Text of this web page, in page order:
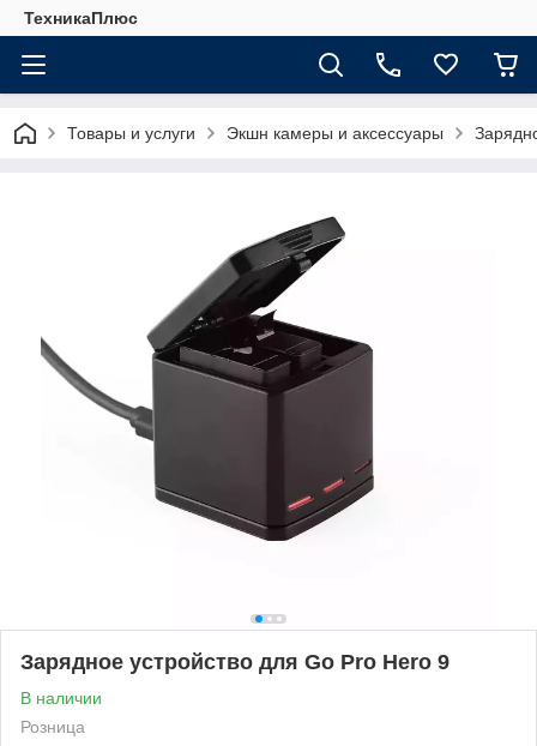
ТехникаПлюс
Товары и услуги Экшн камеры и аксессуары
Зарядное устройство для Go Pro Hero 9
В наличии
Розница